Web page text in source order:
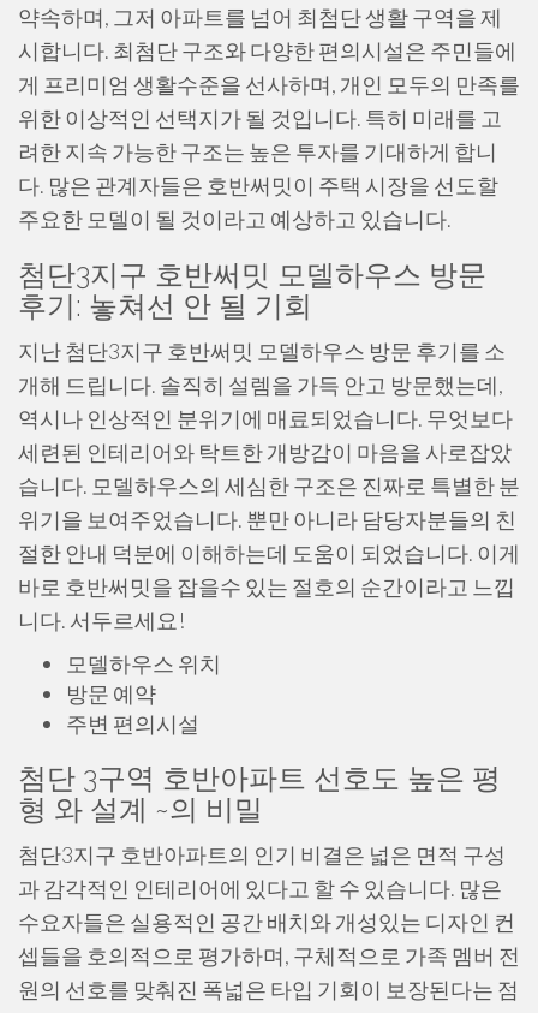
약속하며, 그저 아파트를 넘어 최첨단 생활 구역을 제
시합니다. 최첨단 구조와 다양한 편의시설은 주민들에
게 프리미엄 생활수준을 선사하며, 개인 모두의 만족를
위한 이상적인 선택지가 될 것입니다. 특히 미래를 고
려한 지속 가능한 구조는 높은 투자를 기대하게 합니
다. 많은 관계자들은 호반써밋이 주택 시장을 선도할
주요한 모델이 될 것이라고 예상하고 있습니다.
첨단3지구 호반써밋 모델하우스 방문
후기: 놓쳐선 안 될 기회
지난 첨단3지구 호반써밋 모델하우스 방문 후기를 소
개해 드립니다. 솔직히 설렘을 가득 안고 방문했는데,
역시나 인상적인 분위기에 매료되었습니다. 무엇보다
세련된 인테리어와 탁트한 개방감이 마음을 사로잡았
습니다. 모델하우스의 세심한 구조은 진짜로 특별한 분
위기을 보여주었습니다. 뿐만 아니라 담당자분들의 친
절한 안내 덕분에 이해하는데 도움이 되었습니다. 이게
바로 호반써밋을 잡을수 있는 절호의 순간이라고 느낍
니다. 서두르세요!
모델하우스 위치
방문 예약
주변 편의시설
첨단 3구역 호반아파트 선호도 높은 평
형 와 설계 ~의 비밀
첨단3지구 호반아파트의 인기 비결은 넓은 면적 구성
과 감각적인 인테리어에 있다고 할 수 있습니다. 많은
수요자들은 실용적인 공간 배치와 개성있는 디자인 컨
셉들을 호의적으로 평가하며, 구체적으로 가족 멤버 전
원의 선호를 맞춰진 폭넓은 타입 기회이 보장된다는 점